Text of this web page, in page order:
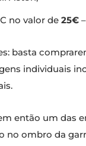
no valor de 25€
basta
individuais
então um das
no ombro da